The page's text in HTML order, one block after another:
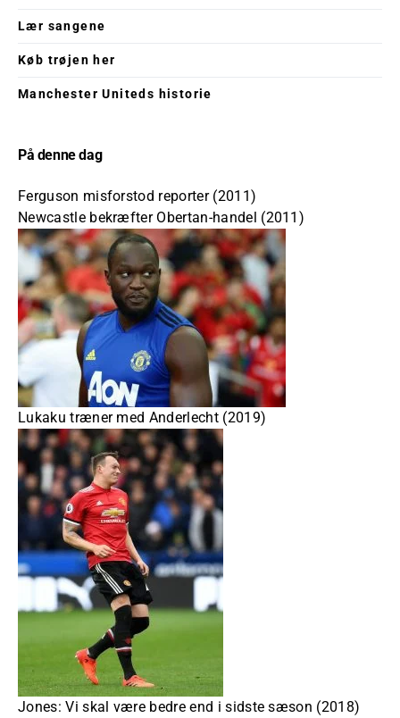
Lær sangene
Køb trøjen her
Manchester Uniteds historie
På denne dag
Ferguson misforstod reporter (2011)
Newcastle bekræfter Obertan-handel (2011)
Lukaku træner med Anderlecht (2019)
Jones: Vi skal være bedre end i sidste sæson (2018)